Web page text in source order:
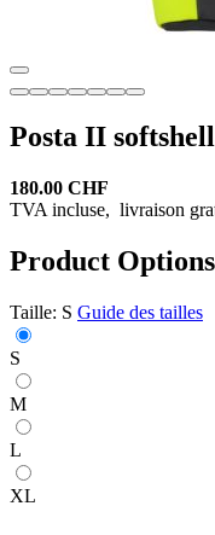
Posta II
180.00 CHF
TVA incluse, livraison
Product
Taille: S Guide des tailles
S
M
L
XL